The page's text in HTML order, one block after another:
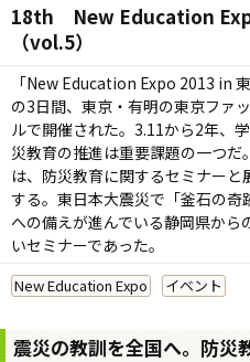
18th New Education
（vol.5）
「New Education Expo 2013 in
の3日間、東京・有明の東京ファ
ルで開催された。3.11から2年、
災教育の推進は重要課題の一つだ
は、防災教育に関するセミナーと
する。東日本大震災で「釜石の
への備えが進んでいる静岡県か
いセミナーであった。
New Education Expo イベント
震災の教訓を全国へ。防災